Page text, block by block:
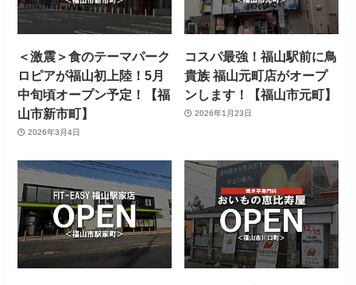
＜激震＞食のテーマパーク
ロピアが福山初上陸！5月
中旬頃オープン予定！【福
山市新市町】
2026年3月4日
コスパ最強！福山駅前に鳥
貴族 福山元町店がオープ
ンします！【福山市元町】
2026年1月23日